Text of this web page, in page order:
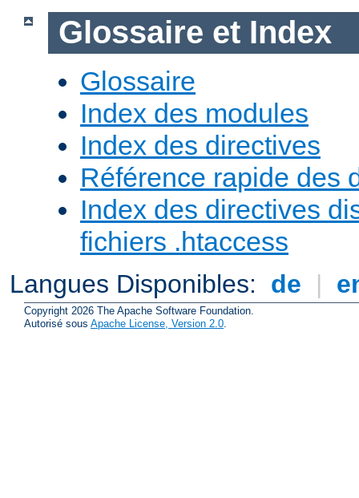
Glossaire et Index
Glossaire
Index des modules
Index des directives
Référence rapide des
Index des directives
fichiers .htaccess
Langues Disponibles: de |
Copyright 2026 The Apache Software Foundation.
Autorisé sous Apache License, Version 2.0.